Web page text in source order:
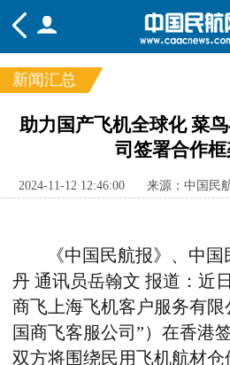
频道
要闻 国内
航图 智库
新闻汇总
助力国产飞机全球化 菜
司签署合作
2024-11-12 12:46:00 来源：中国民
《中国民航报》、中
丹 通讯员岳翰文 报道：近
商飞上海飞机客户服务有限
国商飞客服公司”） 在香港
双方将围绕民用飞机航材